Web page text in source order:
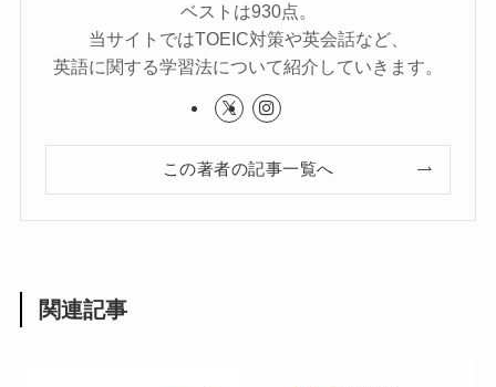
ベストは930点。
当サイトではTOEIC対策や英会話など、
英語に関する学習法について紹介していきます。
この著者の記事一覧へ
関連記事